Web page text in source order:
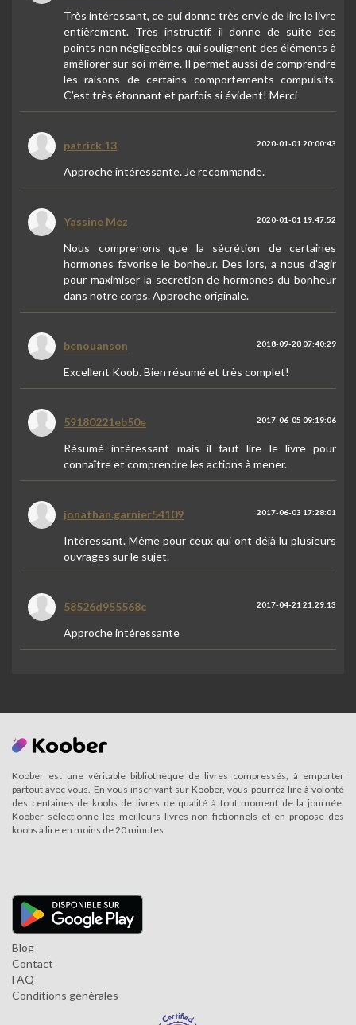
Très intéressant, ce qui donne très envie de lire le livre
entièrement. Très instructif, il donne de suite des
points non négligeables qui soulignent des éléments à
améliorer sur soi-même. Il permet aussi de comprendre
les raisons de certains comportements compulsifs.
C’est très étonnant et parfois si évident! Merci
patrick 13 2020-01-01 20:00:43
Approche intéressante. Je recommande.
Yassine Mez 2020-01-01 19:47:52
Nous comprenons que la sécrétion de certaines
hormones favorise le bonheur. Des lors, a nous d'agir
pour maximiser la secretion de hormones du bonheur
dans notre corps. Approche originale.
benouanson 2018-09-28 07:40:29
Excellent Koob. Bien résumé et très complet!
59180221eb50e 2017-06-05 09:19:06
Résumé intéressant mais il faut lire le livre pour
connaître et comprendre les actions à mener.
jonathan.garnier54109 2017-06-03 17:28:01
Intéressant. Même pour ceux qui ont déjà lu plusieurs
ouvrages sur le sujet.
58526d955568c 2017-04-21 21:29:13
Approche intéressante
Koober est une véritable bibliothèque de livres compressés, à emporter
partout avec vous. En vous inscrivant sur Koober, vous pourrez lire à volonté
des centaines de koobs de livres de qualité à tout moment de la journée.
Koober sélectionne les meilleurs livres non fictionnels et en propose des
koobs à lire en moins de 20 minutes.
Blog
Contact
FAQ
Conditions générales